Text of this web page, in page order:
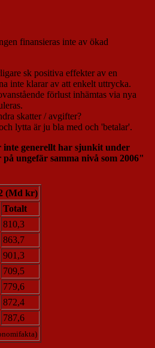
finansieras inte av ökad
sk positiva effekter av en
inte klarar av att enkelt uttrycka.
förlust inhämtas via nya
skatter / avgifter?
lytta är ju bla med och 'betalar'.
inte generellt har sjunkit under
ungefär samma nivå som 2006"
(Md kr)
Totalt
810,3
863,7
901,3
709,5
779,6
872,4
787,6